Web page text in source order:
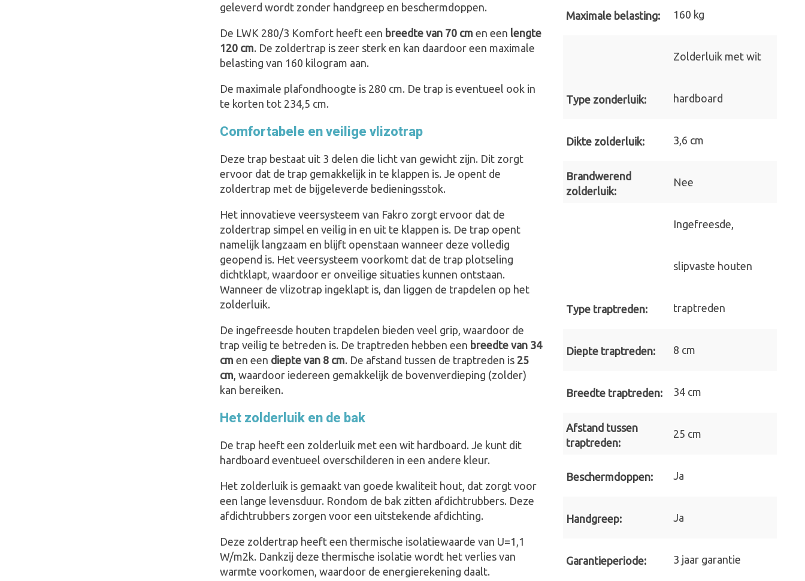
geleverd wordt zonder handgreep en beschermdoppen.
De LWK 280/3 Komfort heeft een breedte van 70 cm en een lengte
120 cm. De zoldertrap is zeer sterk en kan daardoor een maximale
belasting van 160 kilogram aan.
De maximale plafondhoogte is 280 cm. De trap is eventueel ook in
te korten tot 234,5 cm.
Comfortabele en veilige vlizotrap
Deze trap bestaat uit 3 delen die licht van gewicht zijn. Dit zorgt
ervoor dat de trap gemakkelijk in te klappen is. Je opent de
zoldertrap met de bijgeleverde bedieningsstok.
Het innovatieve veersysteem van Fakro zorgt ervoor dat de
zoldertrap simpel en veilig in en uit te klappen is. De trap opent
namelijk langzaam en blijft openstaan wanneer deze volledig
geopend is. Het veersysteem voorkomt dat de trap plotseling
dichtklapt, waardoor er onveilige situaties kunnen ontstaan.
Wanneer de vlizotrap ingeklapt is, dan liggen de trapdelen op het
zolderluik.
De ingefreesde houten trapdelen bieden veel grip, waardoor de
trap veilig te betreden is. De traptreden hebben een breedte van 34
cm en een diepte van 8 cm. De afstand tussen de traptreden is 25
cm, waardoor iedereen gemakkelijk de bovenverdieping (zolder)
kan bereiken.
Het zolderluik en de bak
De trap heeft een zolderluik met een wit hardboard. Je kunt dit
hardboard eventueel overschilderen in een andere kleur.
Het zolderluik is gemaakt van goede kwaliteit hout, dat zorgt voor
een lange levensduur. Rondom de bak zitten afdichtrubbers. Deze
afdichtrubbers zorgen voor een uitstekende afdichting.
Deze zoldertrap heeft een thermische isolatiewaarde van U=1,1
W/m2k. Dankzij deze thermische isolatie wordt het verlies van
warmte voorkomen, waardoor de energierekening daalt.
Maximale belasting: 160 kg
Type zonderluik:
Zolderluik met wit
hardboard
Dikte zolderluik: 3,6 cm
Brandwerend
zolderluik:
Nee
Type traptreden:
Ingefreesde,
slipvaste houten
traptreden
Diepte traptreden: 8 cm
Breedte traptreden: 34 cm
Afstand tussen
traptreden:
25 cm
Beschermdoppen: Ja
Handgreep: Ja
Garantieperiode: 3 jaar garantie